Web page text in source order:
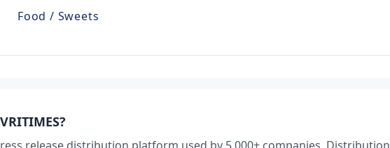
Food / Sweets
release distribution platform used by 5,000+ companies. Distribution